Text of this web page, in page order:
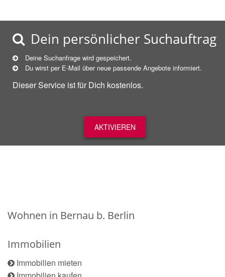
Dein persönlicher Suchauftrag
Deine Suchanfrage wird gespeichert.
Du wirst per E-Mail über neue passende Angebote informiert.
Dieser Service ist für Dich kostenlos.
AKTIVIEREN
Wohnen in Bernau b. Berlin
Immobilien
Immobilien mieten